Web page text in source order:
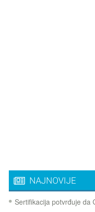
NAJNOVIJE
Sertifikacija potvrđuje da